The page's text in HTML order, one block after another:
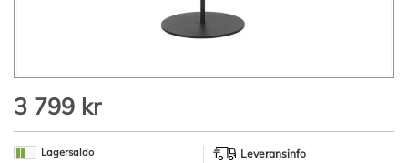
till
bildgalleriet
3 799 kr
Lagersaldo
Leveransinfo